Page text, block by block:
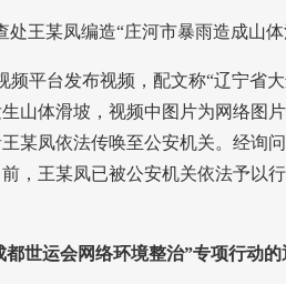
处王某凤编造“庄河市暴雨造成山
平台发布视频，配文称“辽宁省
山体滑坡，视频中图片为网络图
某凤依法传唤至公安机关。经询
，王某凤已被公安机关依法予以
都世运会网络环境整治”专项行动的